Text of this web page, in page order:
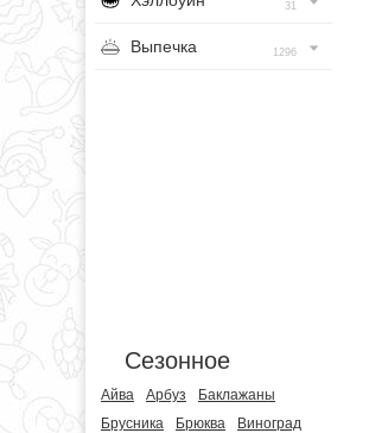
31
Выпечка 1296
Сезонное
Айва Арбуз
Баклажаны
Брусника
Брюква
Виноград